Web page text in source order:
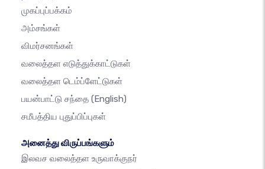
முகப்புப்பக்கம்
அம்சங்கள்
விமர்சனங்கள்
வலைத்தள எடுத்துக்காட்டுகள்
வலைத்தள டெம்ப்ளேட்டுகள்
பயன்பாட்டு சந்தை (English)
சமீபத்திய புதுப்பிப்புகள்
அனைத்து விருப்பங்களும்
இலவச வலைத்தள உருவாக்குநர்